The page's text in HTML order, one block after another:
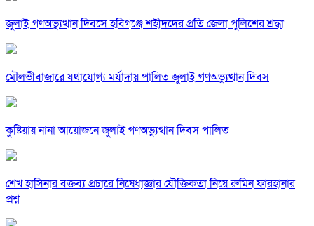
জুলাই গণঅভ্যুত্থান দিবসে হবিগঞ্জে শহীদদের প্রতি জেলা পুলিশের শ্রদ্ধা
মৌলভীবাজারে যথাযোগ্য মর্যাদায় পালিত জুলাই গণঅভ্যুত্থান দিবস
কুষ্টিয়ায় নানা আয়োজনে জুলাই গণঅভ্যুত্থান দিবস পালিত
শেখ হাসিনার বক্তব্য প্রচারে নিষেধাজ্ঞার যৌক্তিকতা নিয়ে রুমিন ফারহানার
প্রশ্ন